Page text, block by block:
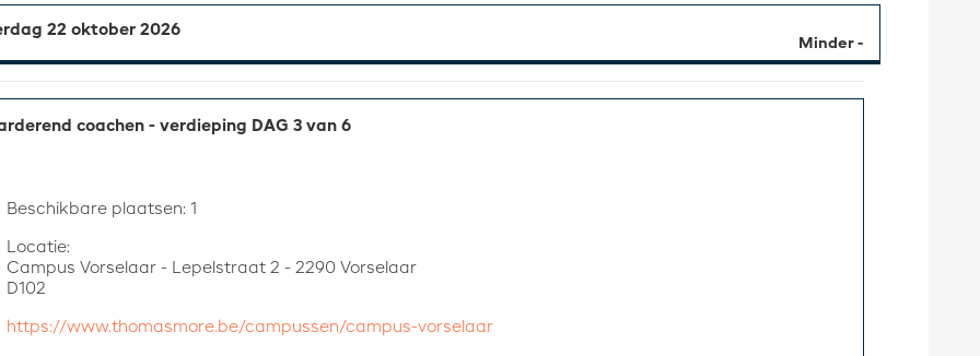
22 oktober 2026
coachen - verdieping DAG 3 van 6
Beschikbare plaatsen: 1
Locatie:
Campus Vorselaar - Lepelstraat 2 - 2290 Vorselaar
D102
https://www.thomasmore.be/campussen/campus-vorselaar